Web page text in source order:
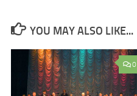
YOU MAY ALSO LIKE...
0